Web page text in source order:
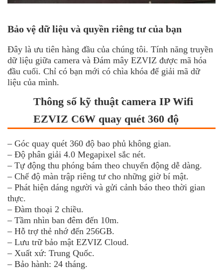
Bảo vệ dữ liệu và quyền riêng tư của bạn
Đây là ưu tiên hàng đầu của chúng tôi. Tính năng truyền
dữ liệu giữa camera và Đám mây EZVIZ được mã hóa
đầu cuối. Chỉ có bạn mới có chìa khóa để giải mã dữ
liệu của mình.
Thông số kỹ thuật camera IP Wifi
EZVIZ C6W quay quét 360 độ
– Góc quay quét 360 độ bao phủ không gian.
– Độ phân giải 4.0 Megapixel sắc nét.
– Tự động thu phóng bám theo chuyển động dễ dàng.
– Chế độ màn trập riêng tư cho những giờ bí mật.
– Phát hiện dáng người và gửi cảnh báo theo thời gian
thực.
– Đàm thoại 2 chiều.
– Tầm nhìn ban đêm đến 10m.
– Hỗ trợ thẻ nhớ đến 256GB.
– Lưu trữ bảo mật EZVIZ Cloud.
– Xuất xứ: Trung Quốc.
– Bảo hành: 24 tháng.